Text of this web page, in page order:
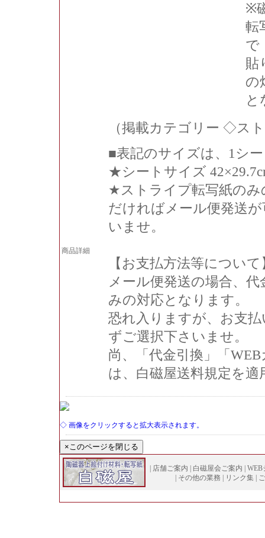
※
転
で
貼
の
と
商品詳細
（掲載カテゴリー ◇ス
■表記のサイズは、1シ
★シートサイズ
★ストライプ転写紙のみ
だければメール便発送
いませ。
【お支払方法等につい
メール便発送の場合、
みの対応となります。
恐れ入りますが、お支
ずご選択下さいませ。
尚、「代金引換」「
は、白磁屋送料規定を
◇ 画像をクリックすると拡大表示されます。
店舗ご案内 白磁屋会ご案内
WEB
その他の業務 リンク集